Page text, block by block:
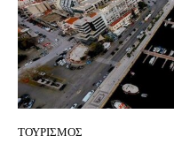
ΤΟΥΡΙΣΜΟΣ